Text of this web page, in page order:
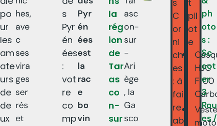
po
ur
les
am
ate
urs
de
de
ux
hes,
ave
c
ses
vira
ges
ser
rés
et
s
Pyr
én
ées
:
vot
re
co
mp
Pyr
én
ées
est
la
rac
e
bo
vin
la
rég
ion
de
Tar
as
co
n-
sur
asc
on-
sur
-
Ari
ège
, la
Ga
sco
s
C
or
ni
ch
es
: à
fai
re
ab
t
pil
ot
e
HJC
F100
Veste
moto
ph
oto
s :
Sc
oot
er
3
Rou
es /